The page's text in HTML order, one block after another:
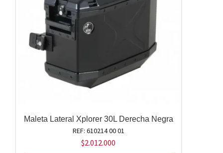
Maleta Lateral Xplorer 30L Derecha Negra
REF: 610214 00 01
$2.012.000